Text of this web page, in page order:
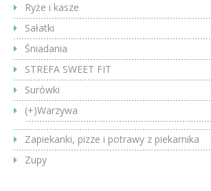
Ryże i kasze
Sałatki
Śniadania
STREFA SWEET FIT
Surówki
(+)Warzywa
Zapiekanki, pizze i potrawy z piekarnika
Zupy